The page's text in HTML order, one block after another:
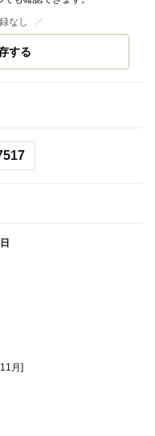
なし
する
月]